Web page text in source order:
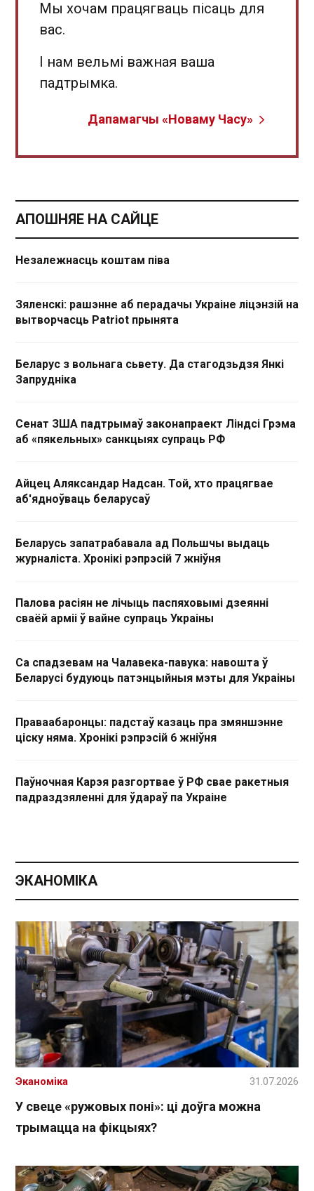
Мы хочам працягваць пісаць для
вас.
І нам вельмі важная ваша
падтрымка.
Дапамагчы «Новаму Часу»
АПОШНЯЕ НА САЙЦЕ
Незалежнасць коштам піва
Зяленскі: рашэнне аб перадачы Украіне ліцэнзій на
вытворчасць Patriot прынята
Беларус з вольнага сьвету. Да стагодзьдзя Янкі
Запрудніка
Сенат ЗША падтрымаў законапраект Ліндсі Грэма
аб «пякельных» санкцыях супраць РФ
Айцец Аляксандар Надсан. Той, хто працягвае
аб'ядноўваць беларусаў
Беларусь запатрабавала ад Польшчы выдаць
журналіста. Хронікі рэпрэсій 7 жніўня
Палова расіян не лічыць паспяховымі дзеянні
сваёй арміі ў вайне супраць Украіны
Са спадзевам на Чалавека-павука: навошта ў
Беларусі будуюць патэнцыйныя мэты для Украіны
Праваабаронцы: падстаў казаць пра змяншэнне
ціску няма. Хронікі рэпрэсій 6 жніўня
Паўночная Карэя разгортвае ў РФ свае ракетныя
падраздзяленні для ўдараў па Украіне
ЭКАНОМІКА
У свеце «ружовых поні»: ці доўга можна
трымацца на фікцыях?
Эканоміка 31.07.2026